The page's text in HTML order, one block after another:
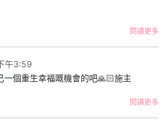
閱讀更多
午3:59
個重生幸福嘅機會的吧🙏🏻施主
閱讀更多